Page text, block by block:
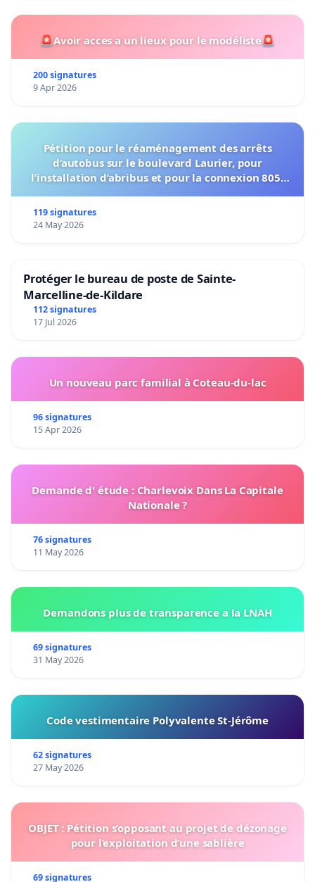
🚨Avoir acces a un lieux pour le modéliste🚨
200 signatures
9 Apr 2026
Pétition pour le réaménagement des arrêts
d’autobus sur le boulevard Laurier, pour
l’installation d’abribus et pour la connexion 805-
119 signatures
24 May 2026
Protéger le bureau de poste de Sainte-
Marcelline-de-Kildare
112 signatures
17 Jul 2026
Un nouveau parc familial à Coteau-du-lac
96 signatures
15 Apr 2026
Demande d' étude : Charlevoix Dans La Capitale
Nationale ?
76 signatures
11 May 2026
Demandons plus de transparence a la LNAH
69 signatures
31 May 2026
Code vestimentaire Polyvalente St-Jérôme
62 signatures
27 May 2026
OBJET : Pétition s’opposant au projet de dézonage
pour l’exploitation d’une sablière
69 signatures